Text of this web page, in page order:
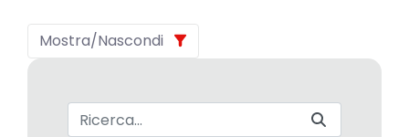
Mostra/Nascondi
Barra di ricerca